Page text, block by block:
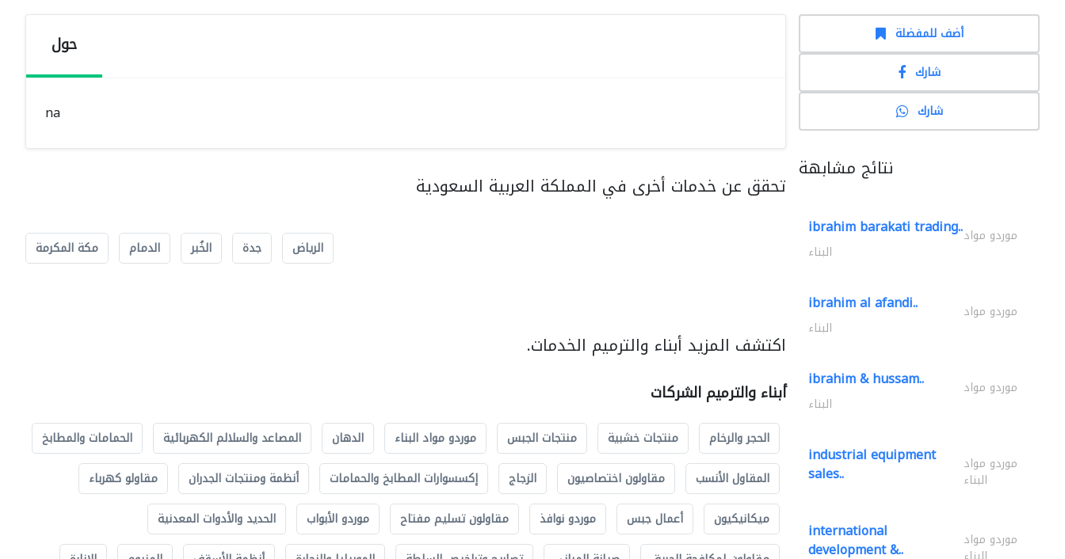
حول
na
تحقق عن خدمات أخرى في المملكة العربية السعودية
الرياض جدة الخُبر الدمام مكة المكرمة
اكتشف المزيد أبناء والترميم الخدمات.
أبناء والترميم الشركات
الحجر والرخام منتجات خشبية منتجات الجبس موردو مواد البناء الدهان المصاعد والسلالم الكهربائية
الحمامات والمطابخ
المقاول الأنسب
مقاولون اختصاصيون الزجاج إكسسوارات المطابخ والحمامات أنظمة ومنتجات الجدران
مقاولو كهرباء
ميكانيكيون
أعمال جبس موردو نوافذ مقاولون تسليم مفتاح موردو الأبواب
الحديد والأدوات المعدنية
أضف للمفضلة
شارك
شارك
نتائج مشابهة
ibrahim barakati trading..موردو مواد
البناء
ibrahim al afandi.. موردو مواد
البناء
ibrahim & hussam.. موردو مواد
البناء
industrial equipment
sales.. موردو مواد
البناء
international
development &.. موردو مواد